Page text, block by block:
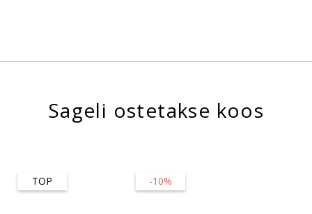
Sageli ostetakse koos
-10%
TOP